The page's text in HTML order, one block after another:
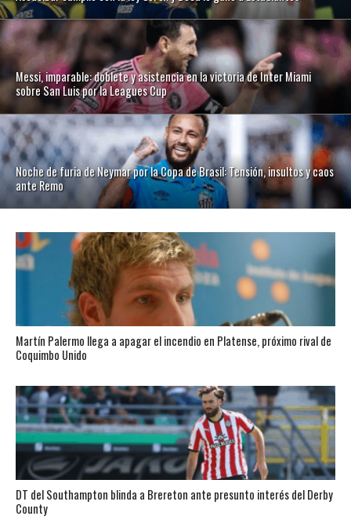
Messi, imparable: doblete y asistencia en la victoria de Inter Miami
sobre San Luis por la Leagues Cup
Noche de furia de Neymar por la Copa de Brasil: Tensión, insultos y caos
ante Remo
Martín Palermo llega a apagar el incendio en Platense, próximo rival de
Coquimbo Unido
DT del Southampton blinda a Brereton ante presunto interés del Derby
County